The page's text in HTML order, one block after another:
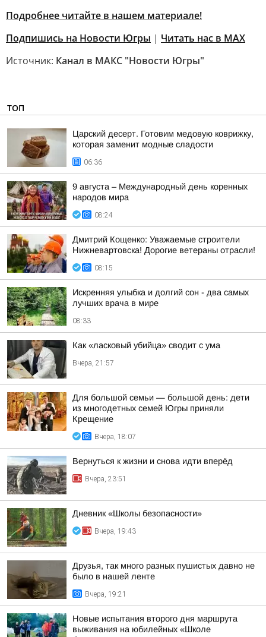
Подробнее читайте в нашем материале!
Подпишись на Новости Югры | Читать нас в MAX
Источник: Канал в МАКС "Новости Югры"
ТОП
Царский десерт. Готовим медовую коврижку,
которая заменит модные сладости
06:36
9 августа – Международный день коренных
народов мира
08:24
Дмитрий Кощенко: Уважаемые строители
Нижневартовска! Дорогие ветераны отрасли!
08:15
Искренняя улыбка и долгий сон - два самых
лучших врача в мире
08:33
Как «ласковый убийца» сводит с ума
Вчера, 21:57
Для большой семьи — большой день: дети
из многодетных семей Югры приняли
Крещение
Вчера, 18:07
Вернуться к жизни и снова идти вперёд
Вчера, 23:51
Дневник «Школы безопасности»
Вчера, 19:43
Друзья, так много разных пушистых давно не
было в нашей ленте
Вчера, 19:21
Новые испытания второго дня маршрута
выживания на юбилейных «Школе